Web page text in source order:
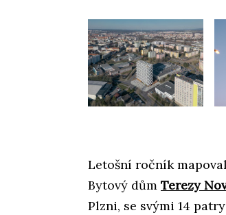
Letošní ročník
Bytový dům Terezy
Plzni, se svými 14